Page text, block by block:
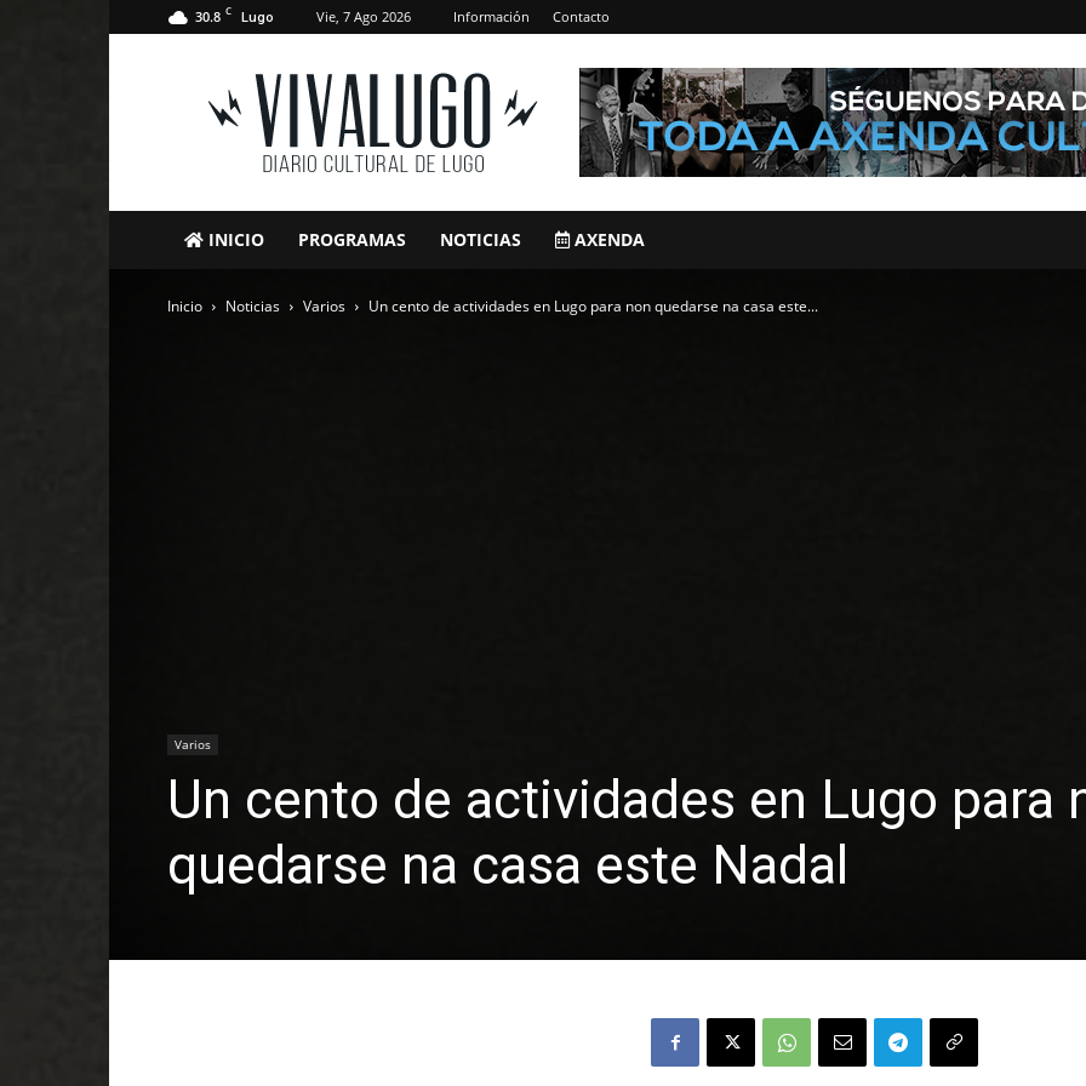
30.8 C Lugo Vie, 7 Ago 2026 Información Contacto
VivaLugo
INICIO PROGRAMAS NOTICIAS AXENDA
Inicio Noticias Varios Un cento de actividades en Lugo para non quedarse na casa este...
Varios
Un cento de actividades en Lugo para
quedarse na casa este Nadal